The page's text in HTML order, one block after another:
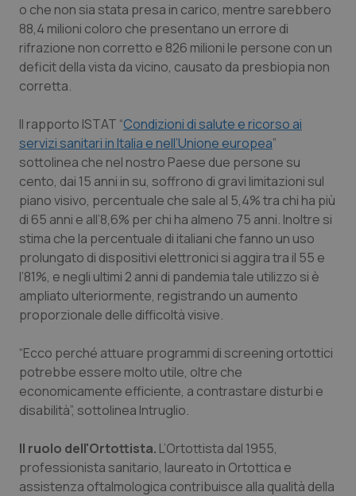
Provincia Autonoma di Bolzano
Provincia Autonoma di Trento
Sardegna
Sicilia
Toscana
Umbria
Valle D’Aosta
Veneto
Infezioni & Febbre
Ipertensione & Scompenso
Malattia di Crohn & Rettocolite Ulcerosa
Neuroscienze & patologie neurodegenerative
Obesità
Oftalmologia
Oncodermatologia
Oncoematologia
Oncologia & Nutrizione
Quotidiano Cardiologia
o che non sia stata presa in carico, mentre sarebbero
88,4 milioni coloro che presentano un errore di
rifrazione non corretto e 826 milioni le persone con un
deficit della vista da vicino, causato da presbiopia non
corretta.
Il rapporto ISTAT “Condizioni di salute e ricorso ai
servizi sanitari in Italia e nell’Unione europea”
sottolinea che nel nostro Paese due persone su
cento, dai 15 anni in su, soffrono di gravi limitazioni sul
piano visivo, percentuale che sale al 5,4% tra chi ha più
di 65 anni e all’8,6% per chi ha almeno 75 anni. Inoltre si
stima che la percentuale di italiani che fanno un uso
prolungato di dispositivi elettronici si aggira tra il 55 e
l’81%, e negli ultimi 2 anni di pandemia tale utilizzo si è
ampliato ulteriormente, registrando un aumento
proporzionale delle difficoltà visive.
“Ecco perché attuare programmi di screening ortottici
potrebbe essere molto utile, oltre che
economicamente efficiente, a contrastare disturbi e
disabilità”, sottolinea Intruglio.
Il ruolo dell'Ortottista. L’Ortottista dal 1955,
professionista sanitario, laureato in Ortottica e
assistenza oftalmologica contribuisce alla qualità della